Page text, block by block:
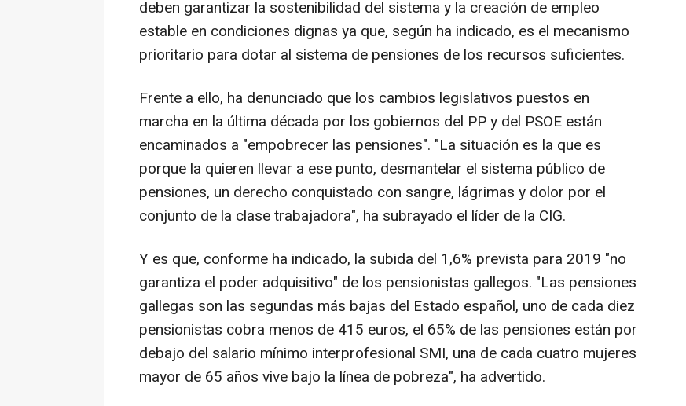
deben garantizar la sostenibilidad del sistema y la creación de empleo
estable en condiciones dignas ya que, según ha indicado, es el mecanismo
prioritario para dotar al sistema de pensiones de los recursos suficientes.
Frente a ello, ha denunciado que los cambios legislativos puestos en
marcha en la última década por los gobiernos del PP y del PSOE están
encaminados a "empobrecer las pensiones". "La situación es la que es
porque la quieren llevar a ese punto, desmantelar el sistema público de
pensiones, un derecho conquistado con sangre, lágrimas y dolor por el
conjunto de la clase trabajadora", ha subrayado el líder de la CIG.
Y es que, conforme ha indicado, la subida del 1,6% prevista para 2019 "no
garantiza el poder adquisitivo" de los pensionistas gallegos. "Las pensiones
gallegas son las segundas más bajas del Estado español, uno de cada diez
pensionistas cobra menos de 415 euros, el 65% de las pensiones están por
debajo del salario mínimo interprofesional SMI, una de cada cuatro mujeres
mayor de 65 años vive bajo la línea de pobreza", ha advertido.